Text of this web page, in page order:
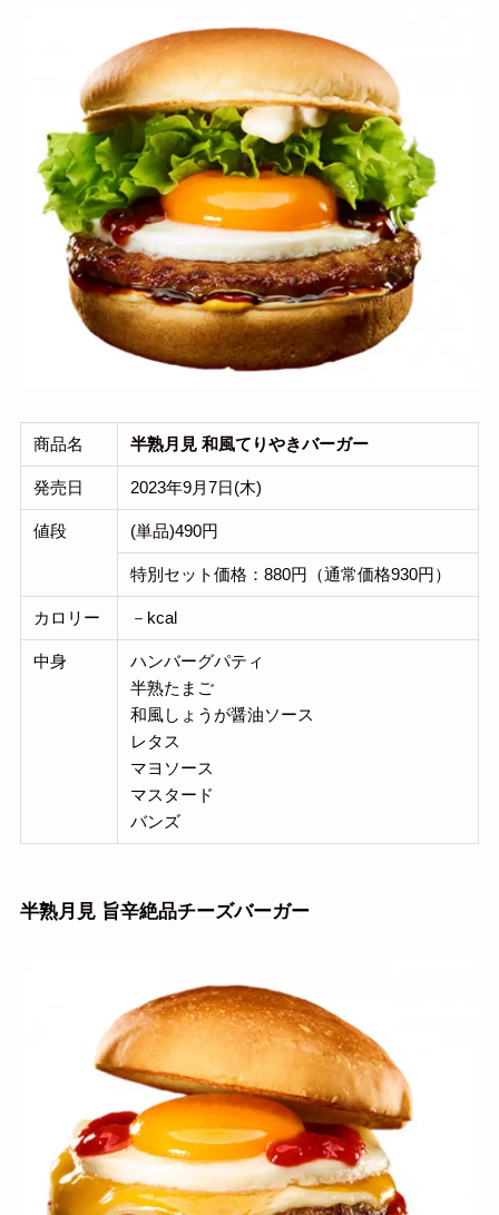
商品名 半熟月見 和風てりやきバーガー
発売日 2023年9月7日(木)
値段 (単品)490円
特別セット価格：880円（通常価格930円）
カロリー －kcal
中身
ハンバーグパティ
半熟たまご
和風しょうが醤油ソース
レタス
マヨソース
マスタード
バンズ
半熟月見 旨辛絶品チーズバーガー